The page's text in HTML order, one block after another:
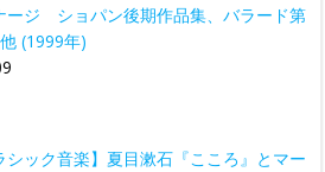
ージ ショパン後期作品集、バラード第
(1999年)
シック音楽】夏目漱石『こころ』とマー